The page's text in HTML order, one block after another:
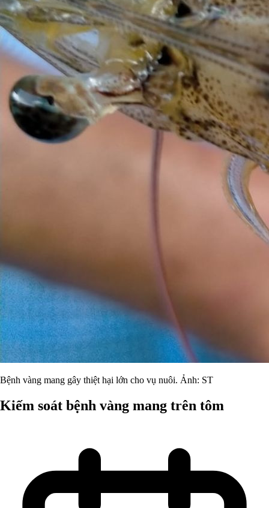
Bệnh vàng mang gây thiệt hại lớn cho vụ nuôi. Ảnh: ST
Kiếm soát bệnh vàng mang trên tôm